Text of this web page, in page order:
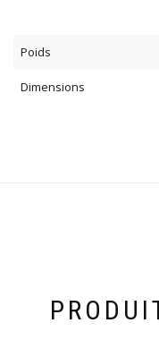
Poids
Dimensions